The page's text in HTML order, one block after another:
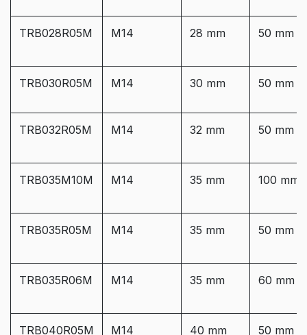
TRB028R05M M14 28 mm 50 mm
TRB030R05M M14 30 mm 50 mm
TRB032R05M M14 32 mm 50 mm
TRB035M10M M14 35 mm 100 mm
TRB035R05M M14 35 mm 50 mm
TRB035R06M M14 35 mm 60 mm
TRB040R05M M14 40 mm 50 mm